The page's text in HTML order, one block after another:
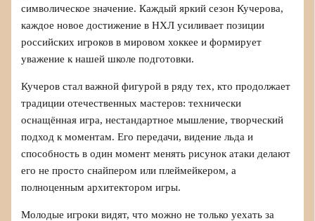
символическое значение. Каждый яркий сезон Кучерова,
каждое новое достижение в НХЛ усиливает позиции
российских игроков в мировом хоккее и формирует
уважение к нашей школе подготовки.
Кучеров стал важной фигурой в ряду тех, кто продолжает
традиции отечественных мастеров: технически
оснащённая игра, нестандартное мышление, творческий
подход к моментам. Его передачи, видение льда и
способность в один момент менять рисунок атаки делают
его не просто снайпером или плеймейкером, а
полноценным архитектором игры.
Молодые игроки видят, что можно не только уехать за